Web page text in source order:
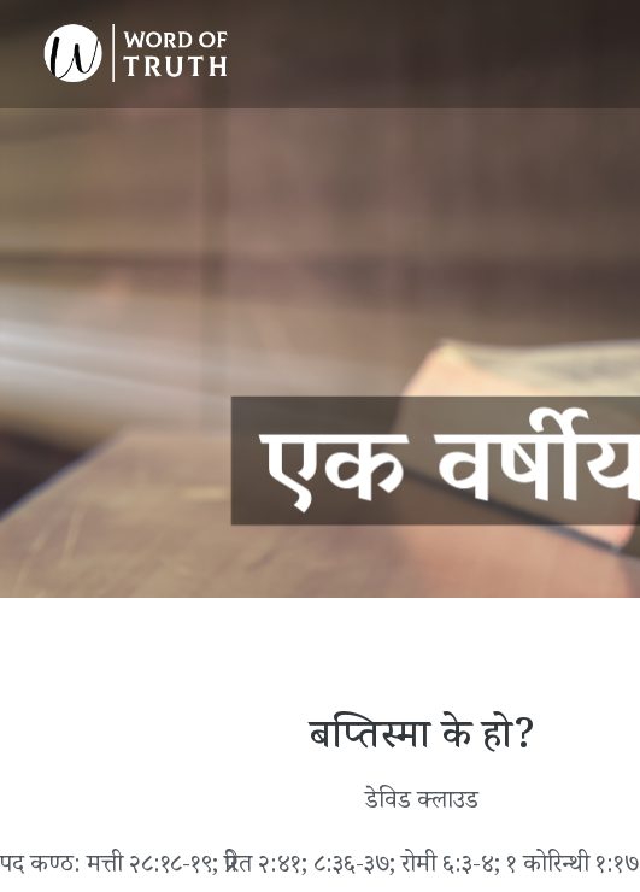
बप्तिस्मा के हो?
डेविड क्लाउड
पद कण्ठ: मत्ती २८:१८-१९; प्रेरित २:४१; ८:३६-३७; रोमी ६:३-४; १ कोरिन्थी १:१७